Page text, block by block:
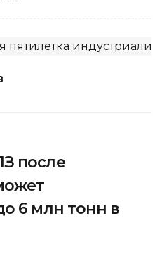
пятилетка
после
6 млн тонн в